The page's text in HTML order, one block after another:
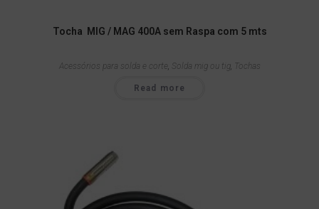
Tocha MIG / MAG 400A sem Raspa com 5 mts
Acessórios para solda e corte, Solda mig ou tig, Tochas
Read more